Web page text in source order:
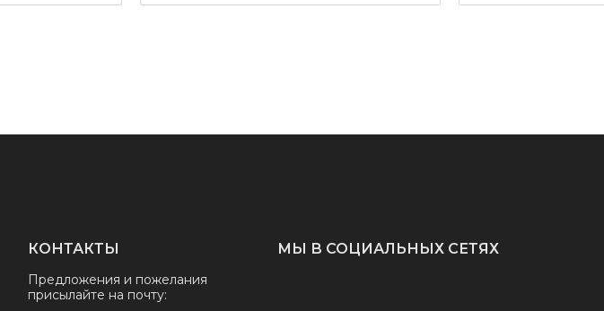
КОНТАКТЫ
Предложения и пожелания
присылайте на почту:
МЫ В СОЦИАЛЬНЫХ СЕТЯХ